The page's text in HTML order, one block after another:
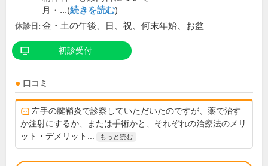
月・...(続きを読む)
休診日: 金・土の午後、日、祝、何末年始、お盆
初診受付
口コミ
左手の腱鞘炎で診察していただいたのですが、薬で治す
か注射にするか、または手術かと、それぞれの治療法のメリ
ット・デメリット...
もっと読む